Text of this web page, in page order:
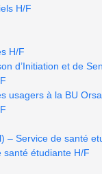
H/F
H/F
d’Initiation et de
usagers à la BU
– Service de santé
santé étudiante H/F